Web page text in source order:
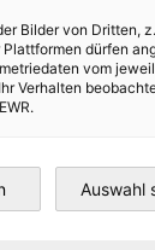
Bilder von Dritten,
dürfen
vom
Verhalten
Auswahl